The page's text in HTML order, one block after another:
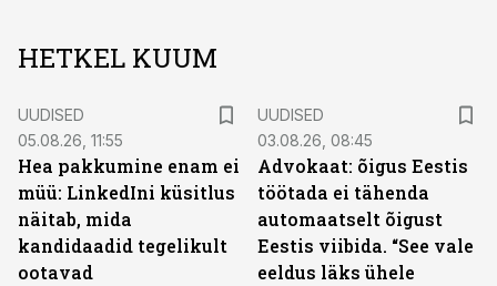
HETKEL KUUM
UUDISED
05.08.26, 11:55
Hea pakkumine enam ei
müü: LinkedIni küsitlus
näitab, mida
kandidaadid tegelikult
ootavad
UUDISED
03.08.26, 08:45
Advokaat: õigus Eestis
töötada ei tähenda
automaatselt õigust
Eestis viibida. “See vale
eeldus läks ühele